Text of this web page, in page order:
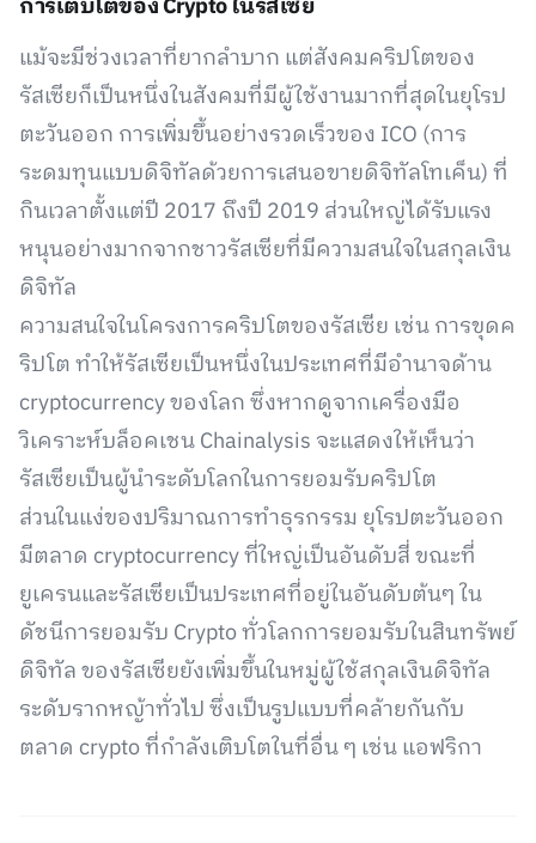
การเติบโตของ Crypto ในรัสเซีย
แม้จะมีช่วงเวลาที่ยากลำบาก แต่สังคมคริปโตของ
รัสเซียก็เป็นหนึ่งในสังคมที่มีผู้ใช้งานมากที่สุดในยุโรป
ตะวันออก การเพิ่มขึ้นอย่างรวดเร็วของ ICO (การ
ระดมทุนแบบดิจิทัลด้วยการเสนอขายดิจิทัลโทเค็น) ที่
กินเวลาตั้งแต่ปี 2017 ถึงปี 2019 ส่วนใหญ่ได้รับแรง
หนุนอย่างมากจากชาวรัสเซียที่มีความสนใจในสกุลเงิน
ดิจิทัล
ความสนใจในโครงการคริปโตของรัสเซีย เช่น การขุดค
ริปโต ทำให้รัสเซียเป็นหนึ่งในประเทศที่มีอำนาจด้าน
cryptocurrency ของโลก ซึ่งหากดูจากเครื่องมือ
วิเคราะห์บล็อคเชน Chainalysis จะแสดงให้เห็นว่า
รัสเซียเป็นผู้นำระดับโลกในการยอมรับคริปโต
ส่วนในแง่ของปริมาณการทำธุรกรรม ยุโรปตะวันออก
มีตลาด cryptocurrency ที่ใหญ่เป็นอันดับสี่ ขณะที่
ยูเครนและรัสเซียเป็นประเทศที่อยู่ในอันดับต้นๆ ใน
ดัชนีการยอมรับ Crypto ทั่วโลกการยอมรับในสินทรัพย์
ดิจิทัล ของรัสเซียยังเพิ่มขึ้นในหมู่ผู้ใช้สกุลเงินดิจิทัล
ระดับรากหญ้าทั่วไป ซึ่งเป็นรูปแบบที่คล้ายกันกับ
ตลาด crypto ที่กำลังเติบโตในที่อื่น ๆ เช่น แอฟริกา